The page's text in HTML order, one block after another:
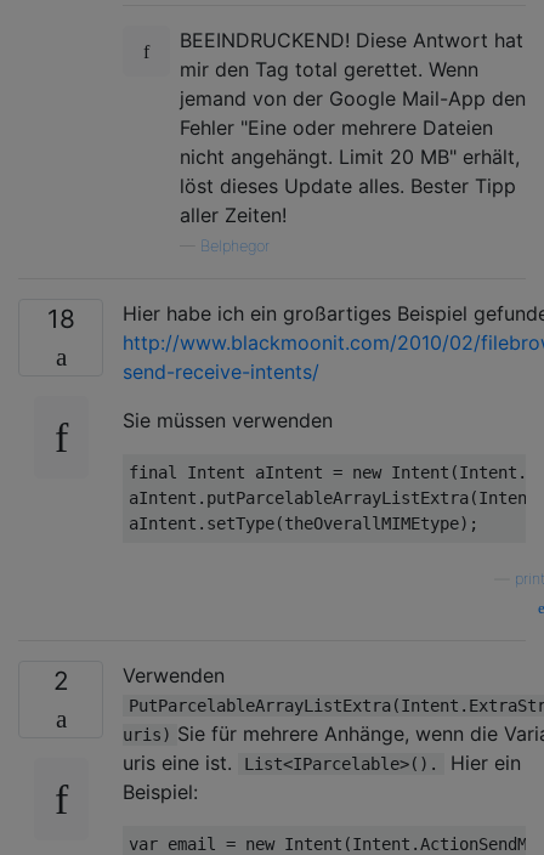
BEEINDRUCKEND! Diese Antwort hat
mir den Tag total gerettet. Wenn
jemand von der Google Mail-App den
Fehler "Eine oder mehrere Dateien
nicht angehängt. Limit 20 MB" erhält,
löst dieses Update alles. Bester Tipp
aller Zeiten!
Belphegor
18
Hier habe ich ein großartiges Beispiel
http://www.blackmoonit.com/2010/02/
send-receive-intents/
Sie müssen verwenden
final Intent aIntent = new Intent (Intent .
aIntent . putParcelableArrayListExtra(Intent
aIntent . setType(theOverallMIMEtype);
2 Verwenden
uris) Sie für mehrere Anhänge, wenn die
uris eine ist.
List<IParcelable>().
Hier ein
Beispiel:
var email = new Intent (Intent .